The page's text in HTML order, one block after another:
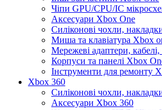
Чіпи GPU/CPU/IC
Аксесуари Xbox One
Силіконові чохли,
Миша та клавіатура Xbox
Мережеві адаптери,
Корпуси та панелі Xbox
Інструменти для ремонту
Xbox 360
Силіконові чохли,
Аксесуари Xbox 360